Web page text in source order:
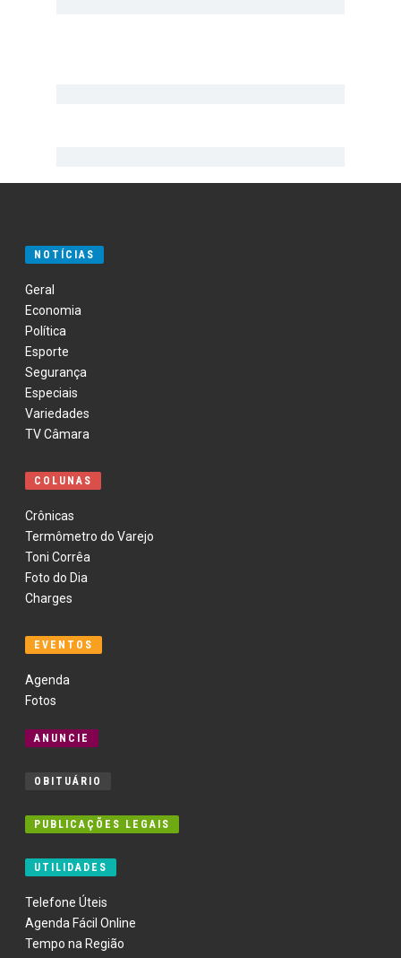
NOTÍCIAS
Geral
Economia
Política
Esporte
Segurança
Especiais
Variedades
TV Câmara
COLUNAS
Crônicas
Termômetro do Varejo
Toni Corrêa
Foto do Dia
Charges
EVENTOS
Agenda
Fotos
ANUNCIE
OBITUÁRIO
PUBLICAÇÕES LEGAIS
UTILIDADES
Telefone Úteis
Agenda Fácil Online
Tempo na Região